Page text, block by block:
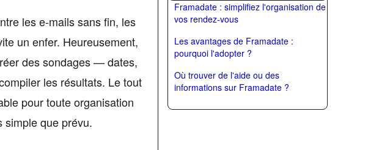
les e-mails sans fin, les
un enfer. Heureusement,
des sondages — dates,
les résultats. Le tout
pour toute organisation
simple que prévu.
Framadate : simplifiez l'organisation de
vos rendez-vous
Les avantages de Framadate :
pourquoi l'adopter ?
Où trouver de l'aide ou des
informations sur Framadate ?